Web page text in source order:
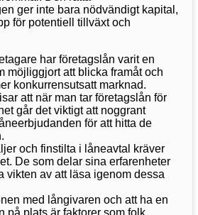
ger inte bara nödvändigt kapital,
för potentiell tillväxt och
har företagslån varit en
möjliggjort att blicka framåt och
konkurrensutsatt marknad.
att när man tar företagslån för
går det viktigt att noggrant
för att hitta de
och finstilta i låneavtal kräver
De som delar sina erfarenheter
vikten av att läsa igenom dessa
med långivaren och att ha en
på plats är faktorer som folk